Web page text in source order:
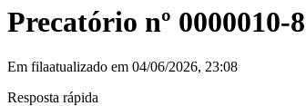
Precatório nº 0000010-
Em filaatualizado em 04/06/2026, 23:08
Resposta rápida